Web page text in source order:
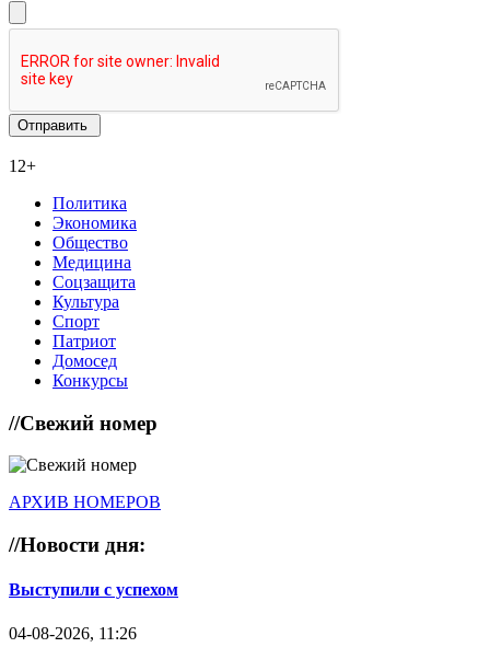
12+
Политика
Экономика
Общество
Медицина
Соцзащита
Культура
Спорт
Патриот
Домосед
Конкурсы
//Свежий номер
АРХИВ НОМЕРОВ
//Новости дня:
Выступили с успехом
04-08-2026, 11:26